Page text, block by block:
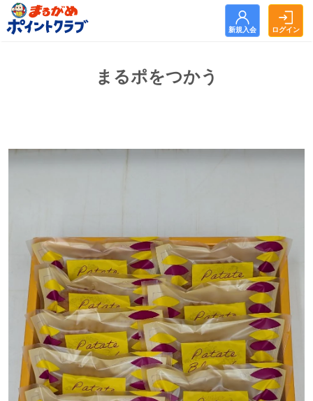
新規入会 ログイン
新規入会 ログイン
まるがめポイントクラブとは？
よくある質問
利用規約
お問い合わせ
まるポをつかう